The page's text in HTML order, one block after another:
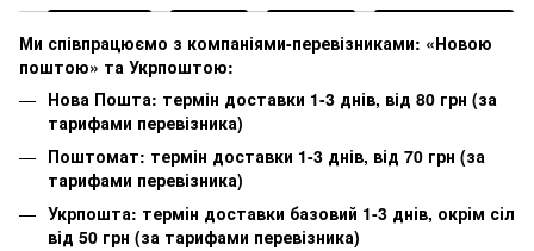
Ми співпрацюємо з компаніями-перевізниками: «Новою
поштою» та Укрпоштою:
Нова Пошта: термін доставки 1-3 днів, від 80 грн (за
тарифами перевізника)
Поштомат: термін доставки 1-3 днів, від 70 грн (за
тарифами перевізника)
Укрпошта: термін доставки базовий 1-3 днів, окрім сіл
від 50 грн (за тарифами перевізника)